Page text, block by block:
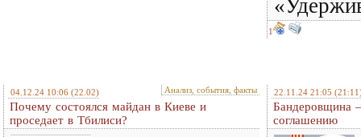
1
04.12.24 10:06 (22.02) Анализ, события, факты
Почему состоялся майдан в Киеве и
проседает в Тбилиси?
22.11.24 21:05
Бандеровщина –
соглашению